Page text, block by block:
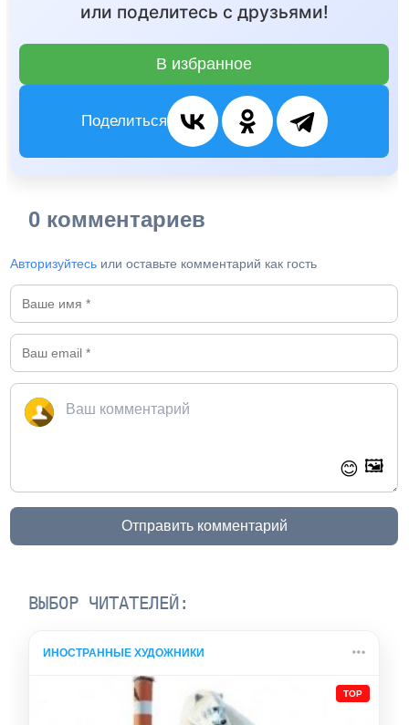
или поделитесь с друзьями!
В избранное
Поделиться
0 комментариев
Авторизуйтесь или оставьте комментарий как гость
😊 🖼️
Отправить комментарий
ВЫБОР ЧИТАТЕЛЕЙ:
ИНОСТРАННЫЕ ХУДОЖНИКИ
TOP